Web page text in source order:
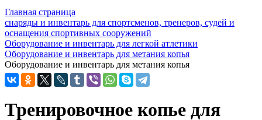
Главная страница
снаряды и инвентарь для спортсменов, тренеров, судей и
оснащения спортивных сооружений
Оборудование и инвентарь для легкой атлетики
Оборудование и инвентарь для метания копья
Оборудование и инвентарь для метания копья
Тренировочное копье для